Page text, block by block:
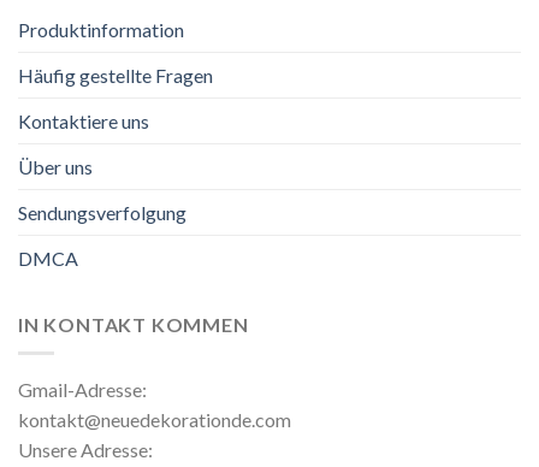
Produktinformation
Häufig gestellte Fragen
Kontaktiere uns
Über uns
Sendungsverfolgung
DMCA
IN KONTAKT KOMMEN
Gmail-Adresse:
kontakt@neuedekorationde.com
Unsere Adresse: